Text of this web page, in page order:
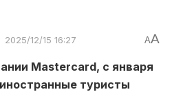
2025/12/15 16:27 AA
Mastercard, с января
туристы